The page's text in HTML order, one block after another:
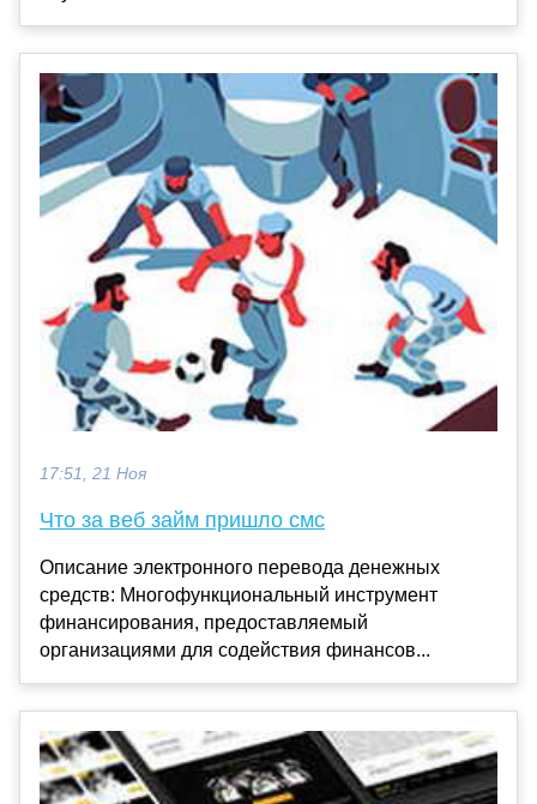
17:51, 21 Ноя
Что за веб займ пришло смс
Описание электронного перевода денежных
средств: Многофункциональный инструмент
финансирования, предоставляемый
организациями для содействия финансов...